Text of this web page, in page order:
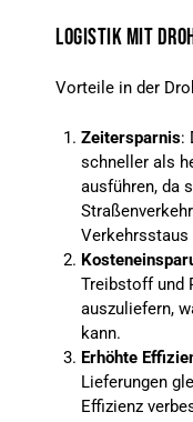
LOGISTIK MIT
Vorteile in der
Zeitersparnis:
schneller als
ausführen, da
Verkehrsstaus
Treibstoff und
auszuliefern,
kann.
Erhöhte
Lieferungen
Effizienz